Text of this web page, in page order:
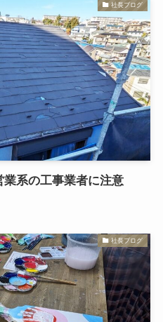
社長ブログ
系の工事業者に注意
社長ブログ